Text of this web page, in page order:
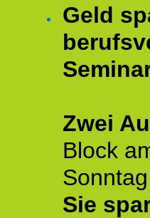
Geld
Zwei
Block
Sie